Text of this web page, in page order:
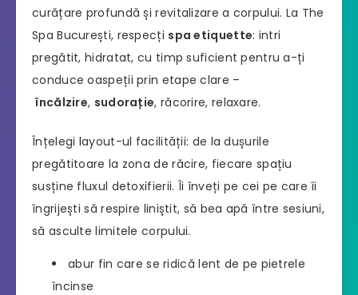
curățare profundă și revitalizare a corpului. La The
Spa București, respecți spa etiquette: intri
pregătit, hidratat, cu timp suficient pentru a-ți
conduce oaspeții prin etape clare –
încălzire, sudorație, răcorire, relaxare.
Înțelegi layout-ul facilității: de la dușurile
pregătitoare la zona de răcire, fiecare spațiu
susține fluxul detoxifierii. Îi înveți pe cei pe care îi
îngrijești să respire liniștit, să bea apă între sesiuni,
să asculte limitele corpului.
abur fin care se ridică lent de pe pietrele
încinse